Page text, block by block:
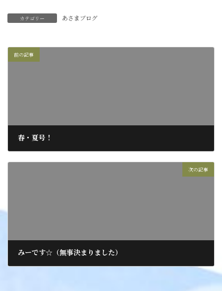
カテゴリー あさまブログ
前の記事
春・夏号！
2017年4月1日
次の記事
みーです☆（無事決まりました）
2017年4月9日